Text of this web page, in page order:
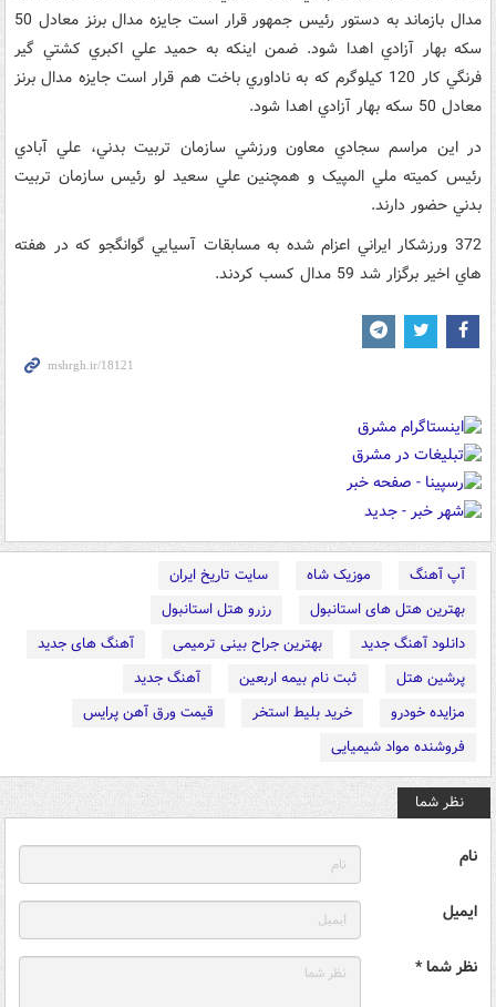
مدال بازماند به دستور رئيس جمهور قرار است جايزه مدال برنز معادل 50
سکه بهار آزادي اهدا شود. ضمن اينکه به حميد علي اکبري کشتي گير
فرنگي کار 120 کيلوگرم که به ناداوري باخت هم قرار است جايزه مدال برنز
معادل 50 سکه بهار آزادي اهدا شود.
در اين مراسم سجادي معاون ورزشي سازمان تربيت بدني، علي آبادي
رئيس کميته ملي المپيک و همچنين علي سعيد لو رئيس سازمان تربيت
بدني حضور دارند.
372 ورزشکار ايراني اعزام شده به مسابقات آسيايي گوانگجو که در هفته
هاي اخير برگزار شد 59 مدال کسب کردند.
آپ آهنگ موزیک شاه
سایت تاریخ ایران
بهترین هتل های استانبول
رزرو هتل استانبول
دانلود آهنگ جدید
بهترین جراح بینی ترمیمی
آهنگ های جدید
پرشین هتل
ثبت نام بیمه اربعین
آهنگ جدید
مزایده خودرو
خرید بلیط استخر
قیمت ورق آهن پرایس
فروشنده مواد شیمیایی
نظر شما
نام
ایمیل
نظر شما *